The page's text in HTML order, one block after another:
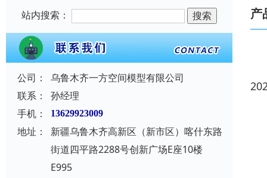
站内搜索：
公司：
乌鲁木齐一方空间模型有限公司
联系：
孙经理
手机：
13629923009
地址：
新疆乌鲁木齐高新区（新市区）喀什东路
街道四平路2288号创新广场E座10楼
E995
产